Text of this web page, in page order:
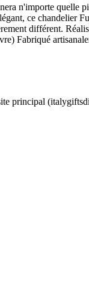
n'importe quelle
ce chandelier
différent.
Fabriqué
principal